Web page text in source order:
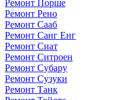
Ремонт Порше
Ремонт Рено
Ремонт Сааб
Ремонт Санг Енг
Ремонт Сиат
Ремонт Ситроен
Ремонт Субару
Ремонт Сузуки
Ремонт Танк